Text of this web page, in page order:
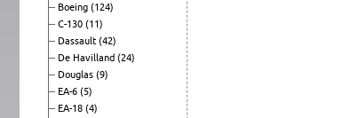
Boeing (124)
C-130 (11)
Dassault (42)
De Havilland (24)
Douglas (9)
EA-6 (5)
EA-18 (4)